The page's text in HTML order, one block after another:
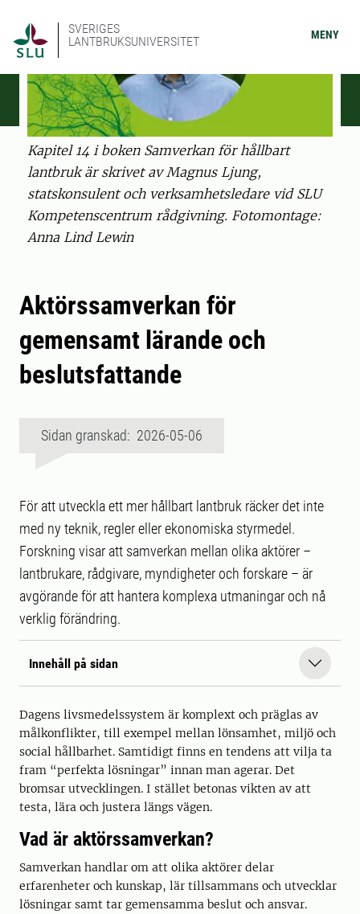
SVERIGES
LANTBRUKSUNIVERSITET
MENY
Kapitel 14 i boken Samverkan för hållbart
lantbruk är skrivet av Magnus Ljung,
statskonsulent och verksamhetsledare vid SLU
Kompetenscentrum rådgivning. Fotomontage:
Anna Lind Lewin
Aktörssamverkan för
gemensamt lärande och
beslutsfattande
Sidan granskad: 2026-05-06
För att utveckla ett mer hållbart lantbruk räcker det inte
med ny teknik, regler eller ekonomiska styrmedel.
Forskning visar att samverkan mellan olika aktörer –
lantbrukare, rådgivare, myndigheter och forskare – är
avgörande för att hantera komplexa utmaningar och nå
verklig förändring.
Innehåll på sidan
Dagens livsmedelssystem är komplext och präglas av
målkonflikter, till exempel mellan lönsamhet, miljö och
social hållbarhet. Samtidigt finns en tendens att vilja ta
fram “perfekta lösningar” innan man agerar. Det
bromsar utvecklingen. I stället betonas vikten av att
testa, lära och justera längs vägen.
Vad är aktörssamverkan?
Samverkan handlar om att olika aktörer delar
erfarenheter och kunskap, lär tillsammans och utvecklar
lösningar samt tar gemensamma beslut och ansvar.